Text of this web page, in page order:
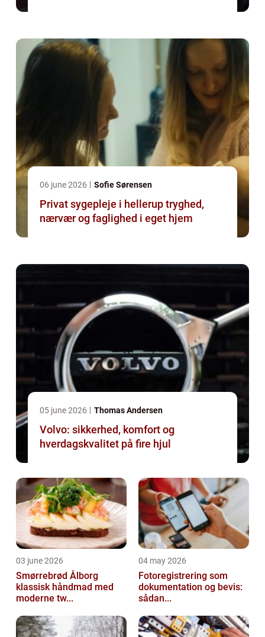
06 june 2026 Sofie Sørensen
Privat sygepleje i hellerup tryghed,
nærvær og faglighed i eget hjem
05 june 2026 Thomas Andersen
Volvo: sikkerhed, komfort og
hverdagskvalitet på fire hjul
03 june 2026
Smørrebrød Ålborg
klassisk håndmad med
moderne tw...
04 may 2026
Fotoregistrering som
dokumentation og bevis:
sådan...